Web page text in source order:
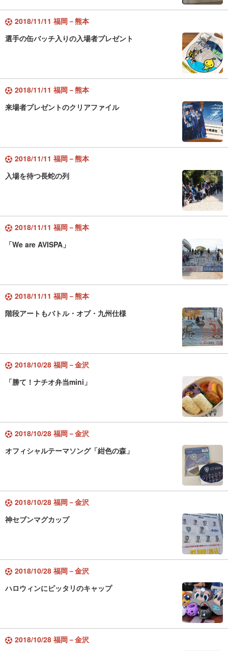
2018/11/11 福岡－熊本
選手の缶バッチ入りの入場者プレゼント
2018/11/11 福岡－熊本
来場者プレゼントのクリアファイル
2018/11/11 福岡－熊本
入場を待つ長蛇の列
2018/11/11 福岡－熊本
「We are AVISPA」
2018/11/11 福岡－熊本
階段アートもバトル・オブ・九州仕様
2018/10/28 福岡－金沢
「勝て！ナチオ弁当mini」
2018/10/28 福岡－金沢
オフィシャルテーマソング「紺色の森」
2018/10/28 福岡－金沢
神セブンマグカップ
2018/10/28 福岡－金沢
ハロウィンにピッタリのキャップ
2018/10/28 福岡－金沢